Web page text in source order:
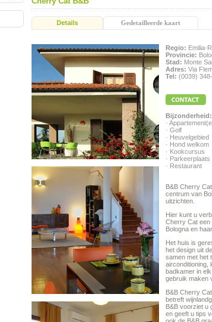
Details Gedetailleerde kaart
Regio: Emilia-
Provincie:
Stad: Monte
Adres: Via
Tel: (0039)
Bijzonderheid:
·
· Golf
· Heuvelgebied
· Hond welkom
· Kookcursus
· Parkeerplaats
· Restaurant
B&B Cherry
centrum van
uitzichten.
Hier kunt u
Cherry Cat een
Bologna en
Het huis is
het design uit
samen met het
airconditioning,
badkamer in
gebruik maken
B&B Cherry
betreft
B&B voorziet u
en geeft u tips